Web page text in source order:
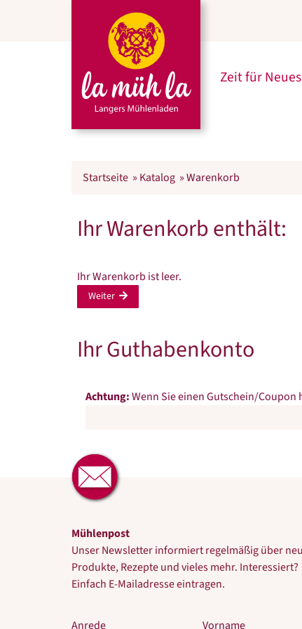
Zeit für Neues
Startseite » Katalog »Warenkorb
Ihr Warenkorb enthält:
Ihr Warenkorb ist leer.
Weiter
Ihr Guthabenkonto
Achtung:Wenn Sie einen Gutschein/
Mühlenpost
Unser Newsletter informiert regelmäßig über
Produkte, Rezepte und vieles mehr. Interessiert?
Einfach E-Mailadresse eintragen.
Anrede Vorname